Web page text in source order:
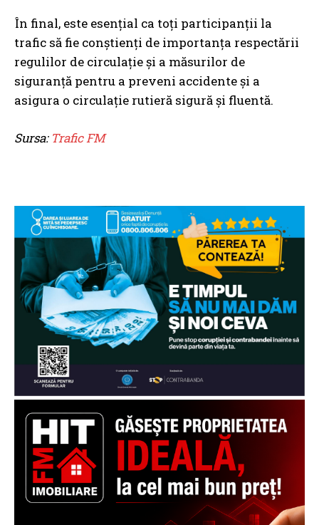
În final, este esențial ca toți participanții la
trafic să fie conștienți de importanța respectării
regulilor de circulație și a măsurilor de
siguranță pentru a preveni accidente și a
asigura o circulație rutieră sigură și fluentă.
Sursa: Trafic FM